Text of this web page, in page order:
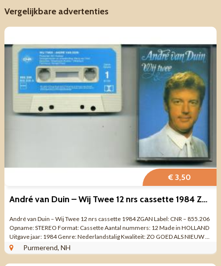
Vergelijkbare advertenties
€ 3,50
André van Duin – Wij Twee 12 nrs cassette 1984 ZGAN
André van Duin – Wij Twee 12 nrs cassette 1984 ZGAN Label: CNR – 855.206
Opname: STEREO Format: Cassette Aantal nummers: 12 Made in HOLLAND
Uitgave jaar: 1984 Genre: Nederlandstalig Kwaliteit: ZO GOED ALS NIEUW ...
Purmerend, NH